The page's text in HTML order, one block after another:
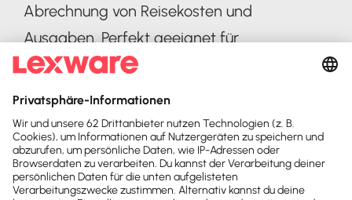
Abrechnung von Reisekosten und
Ausgaben. Perfekt geeignet für
Unternehmen, Selbstständige und
Freiberufler.
Kernfunktionen bei allen Versionen sind die
Reisekostenerfassung mit Pauschalen,
Abzügen, Kilometern, Belegdaten und -